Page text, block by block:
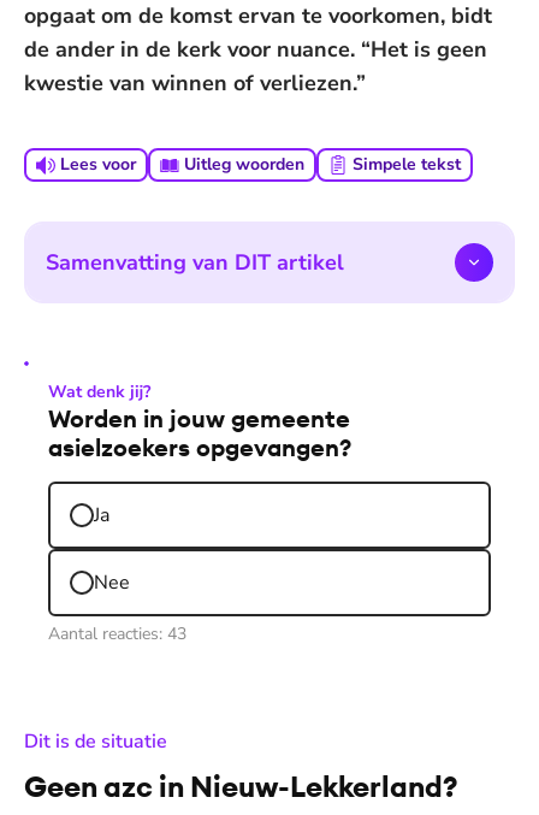
opgaat om de komst ervan te voorkomen, bidt
de ander in de kerk voor nuance. “Het is geen
kwestie van winnen of verliezen.”
Lees voor Uitleg woorden Simpele tekst
Samenvatting van DIT artikel
Wat denk jij?
Worden in jouw gemeente
asielzoekers opgevangen?
Ja
Nee
Aantal reacties: 43
Dit is de situatie
Geen azc in Nieuw-Lekkerland?